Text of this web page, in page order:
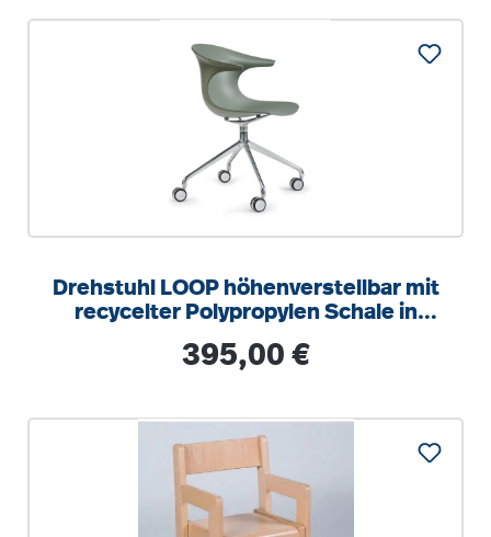
Drehstuhl LOOP höhenverstellbar mit
recycelter Polypropylen Schale in
Regulärer Preis:
395,00 €